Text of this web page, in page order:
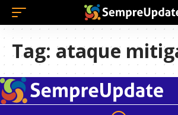
Tag: ataque